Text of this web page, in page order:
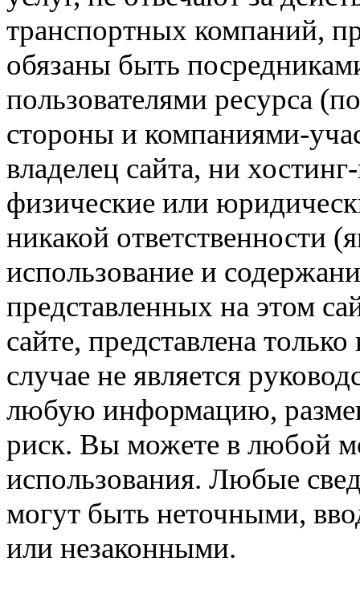
транспортных компаний,
обязаны быть
пользователями ресурса
стороны и компаниями-
владелец сайта, ни
физические или
никакой ответственности
использование и
представленных на этом
сайте, представлена
случае не является
любую информацию,
риск. Вы можете в любой
использования. Любые
могут быть неточными,
или незаконными.